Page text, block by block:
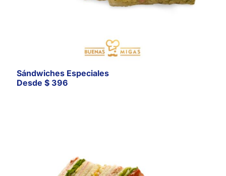
Sándwiches Especiales
Desde $396